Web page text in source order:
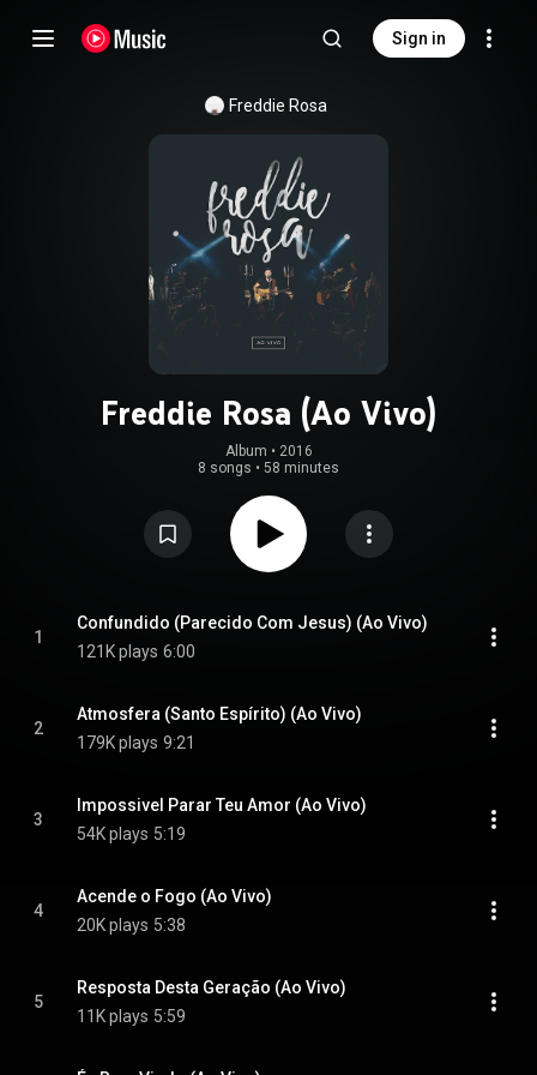
Sign in
Freddie Rosa
Freddie Rosa (Ao Vivo)
Album • 2016
8 songs • 58 minutes
1
Confundido (Parecido Com Jesus) (Ao Vivo)
121K plays 6:00
2
Atmosfera (Santo Espírito) (Ao Vivo)
179K plays 9:21
3
Impossivel Parar Teu Amor (Ao Vivo)
54K plays 5:19
4
Acende o Fogo (Ao Vivo)
20K plays 5:38
5
Resposta Desta Geração (Ao Vivo)
11K plays 5:59